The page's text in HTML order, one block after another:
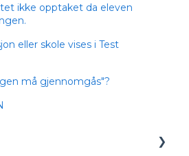
ikke opptaket da eleven
eller skole vises i Test
må gjennomgås"?